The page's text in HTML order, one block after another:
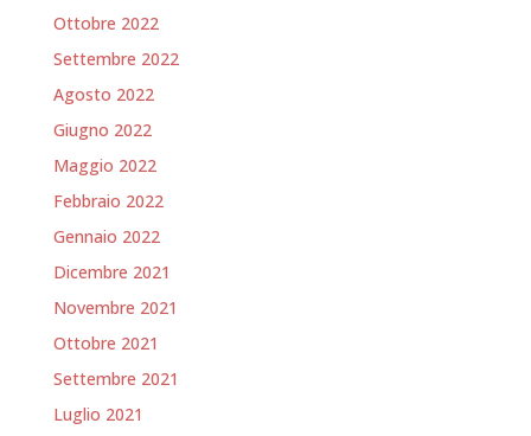
Ottobre 2022
Settembre 2022
Agosto 2022
Giugno 2022
Maggio 2022
Febbraio 2022
Gennaio 2022
Dicembre 2021
Novembre 2021
Ottobre 2021
Settembre 2021
Luglio 2021